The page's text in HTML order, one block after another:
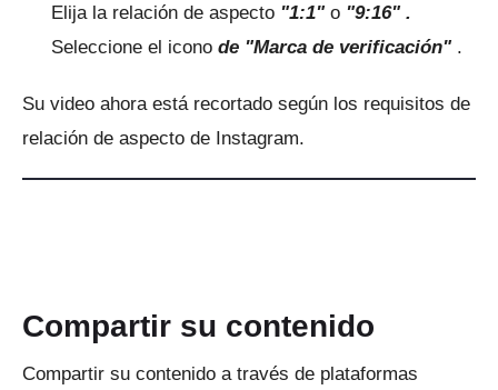
Elija la relación de aspecto "1:1" o "9:16" .
Seleccione el icono de "Marca de verificación" .
Su video ahora está recortado según los requisitos de
relación de aspecto de Instagram.
Compartir su contenido
Compartir su contenido a través de plataformas